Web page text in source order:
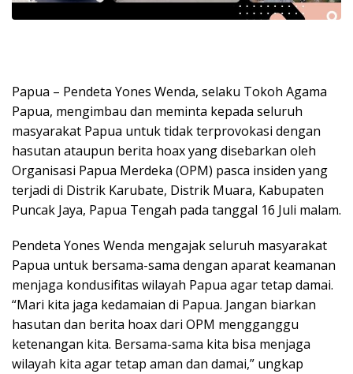
Papua – Pendeta Yones Wenda, selaku Tokoh Agama
Papua, mengimbau dan meminta kepada seluruh
masyarakat Papua untuk tidak terprovokasi dengan
hasutan ataupun berita hoax yang disebarkan oleh
Organisasi Papua Merdeka (OPM) pasca insiden yang
terjadi di Distrik Karubate, Distrik Muara, Kabupaten
Puncak Jaya, Papua Tengah pada tanggal 16 Juli malam.
Pendeta Yones Wenda mengajak seluruh masyarakat
Papua untuk bersama-sama dengan aparat keamanan
menjaga kondusifitas wilayah Papua agar tetap damai.
“Mari kita jaga kedamaian di Papua. Jangan biarkan
hasutan dan berita hoax dari OPM mengganggu
ketenangan kita. Bersama-sama kita bisa menjaga
wilayah kita agar tetap aman dan damai,” ungkap